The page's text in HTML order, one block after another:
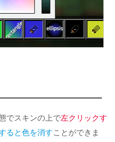
でスキンの上で左クリックす
ると色を消すことができま